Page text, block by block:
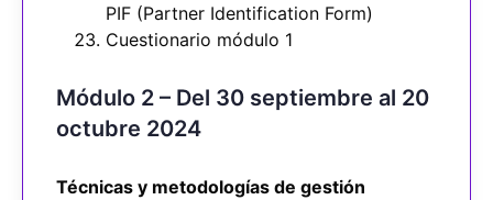
PIF (Partner Identification Form)
Cuestionario módulo 1
Módulo 2 – Del 30 septiembre al 20
octubre 2024
Técnicas y metodologías de gestión